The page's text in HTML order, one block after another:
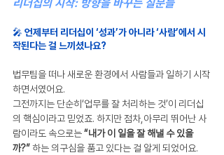
리더십의 시작: 방향을 바꾸는 질문들
🎤 언제부터 리더십이 ‘성과’가 아니라 ‘사람’에서 시
작된다는 걸 느끼셨나요?
법무팀을 떠나 새로운 환경에서 사람들과 일하기 시작
하면서였어요.
그전까지는 단순히‘업무를 잘 처리하는 것’이 리더십
의 핵심이라고 믿었죠. 하지만 점차,아무리 뛰어난 사
람이라도 속으로는 “내가 이 일을 잘 해낼 수 있을
까?” 하는 의구심을 품고 있다는 걸 알게 되었어요.